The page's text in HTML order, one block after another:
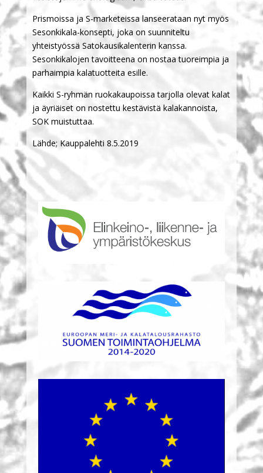
Prismoissa ja S-marketeissa lanseerataan nyt myös
Sesonkikala-konsepti, joka on suunniteltu
yhteistyössä Satokausikalenterin kanssa.
Sesonkikalojen tavoitteena on nostaa tuoreimpia ja
parhaimpia kalatuotteita esille.
Kaikki S-ryhmän ruokakaupoissa tarjolla olevat kalat
ja äyriäiset on nostettu kestävistä kalakannoista,
SOK muistuttaa.
Lähde; Kauppalehti 8.5.2019